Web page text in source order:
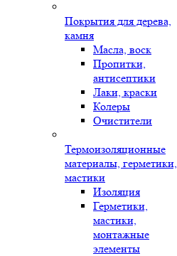
Покрытия для дерева,
камня
Масла, воск
Пропитки,
антисептики
Лаки, краски
Колеры
Очистители
Термоизоляционные
материалы, герметики,
мастики
Изоляция
Герметики,
мастики,
монтажные
элементы